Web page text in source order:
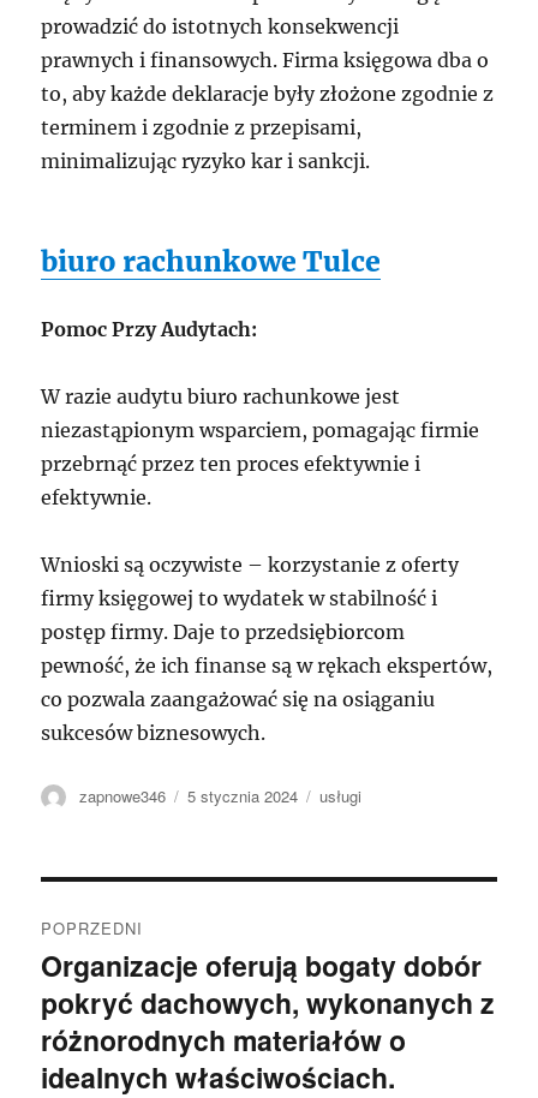
prowadzić do istotnych konsekwencji
prawnych i finansowych. Firma księgowa dba o
to, aby każde deklaracje były złożone zgodnie z
terminem i zgodnie z przepisami,
minimalizując ryzyko kar i sankcji.
biuro rachunkowe Tulce
Pomoc Przy Audytach:
W razie audytu biuro rachunkowe jest
niezastąpionym wsparciem, pomagając firmie
przebrnąć przez ten proces efektywnie i
efektywnie.
Wnioski są oczywiste – korzystanie z oferty
firmy księgowej to wydatek w stabilność i
postęp firmy. Daje to przedsiębiorcom
pewność, że ich finanse są w rękach ekspertów,
co pozwala zaangażować się na osiąganiu
sukcesów biznesowych.
Autor
zapnowe346
Data
5 stycznia 2024 Kategorie
usługi
wpisu
POPRZEDNI
Poprzedni
wpis:
Organizacje oferują bogaty dobór
pokryć dachowych, wykonanych z
różnorodnych materiałów o
idealnych właściwościach.